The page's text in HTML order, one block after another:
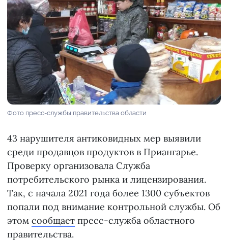
Фото пресс-службы правительства области
43 нарушителя антиковидных мер выявили
среди продавцов продуктов в Приангарье.
Проверку организовала Служба
потребительского рынка и лицензирования.
Так, с начала 2021 года более 1300 субъектов
попали под внимание контрольной службы. Об
этом сообщает пресс-служба областного
правительства.